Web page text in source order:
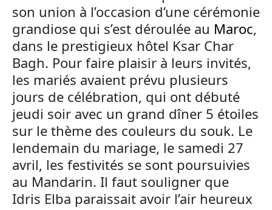
son union à l’occasion d’une cérémonie
grandiose qui s’est déroulée au Maroc,
dans le prestigieux hôtel Ksar Char
Bagh. Pour faire plaisir à leurs invités,
les mariés avaient prévu plusieurs
jours de célébration, qui ont débuté
jeudi soir avec un grand dîner 5 étoiles
sur le thème des couleurs du souk. Le
lendemain du mariage, le samedi 27
avril, les festivités se sont poursuivies
au Mandarin. Il faut souligner que
Idris Elba paraissait avoir l’air heureux